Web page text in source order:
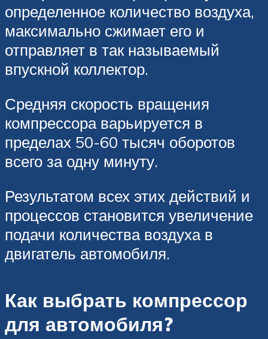
определенное количество воздуха,
максимально сжимает его и
отправляет в так называемый
впускной коллектор.
Средняя скорость вращения
компрессора варьируется в
пределах 50-60 тысяч оборотов
всего за одну минуту.
Результатом всех этих действий и
процессов становится увеличение
подачи количества воздуха в
двигатель автомобиля.
Как выбрать компрессор
для автомобиля?